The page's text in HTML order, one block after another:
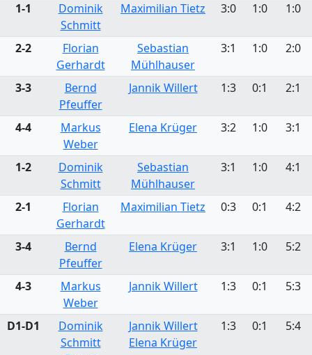
1-1
Dominik
Schmitt
Maximilian Tietz 3:0 1:0 1:0
2-2
Florian
Gerhardt
Sebastian
Mühlhauser
3:1 1:0 2:0
3-3
Bernd
Pfeuffer
Jannik Willert 1:3 0:1 2:1
4-4
Markus
Weber
Elena Krüger 3:2 1:0 3:1
1-2
Dominik
Schmitt
Sebastian
Mühlhauser
3:1 1:0 4:1
2-1
Florian
Gerhardt
Maximilian Tietz 0:3 0:1 4:2
3-4
Bernd
Pfeuffer
Elena Krüger 3:1 1:0 5:2
4-3
Markus
Weber
Jannik Willert 1:3 0:1 5:3
D1-D1
Dominik
Schmitt
Jannik Willert
Elena Krüger
1:3 0:1 5:4